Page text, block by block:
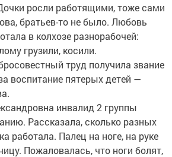
росли работящими, тоже сами
братьев-то не было. Любовь
в колхозе разнорабочей:
грузили, косили.
труд получила звание
воспитание пятерых детей —
инвалид 2 группы
Рассказала, сколько разных
работала. Палец на ноге, на руке
Пожаловалась, что ноги болят,